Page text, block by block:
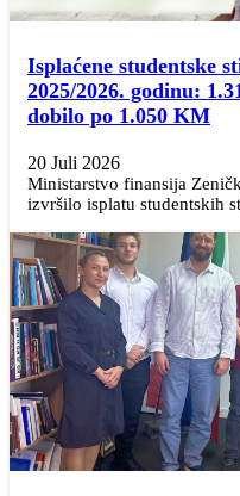
Isplaćene studentske
2025/2026. godinu:
dobilo po 1.050 KM
20 Juli 2026
Ministarstvo finansija
izvršilo isplatu studentskih